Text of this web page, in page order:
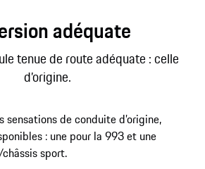
adéquate
tenue de route adéquate : celle
d’origine.
sensations de conduite d’origine,
: une pour la 993 et une
sport.